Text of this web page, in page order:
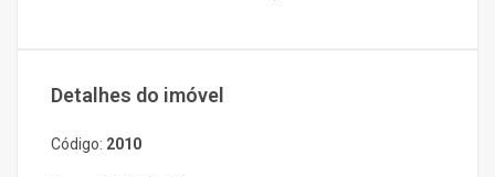
Detalhes do imóvel
Código: 2010